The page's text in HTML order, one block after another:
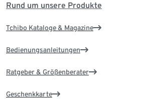
Rund um unsere Produkte
Tchibo Kataloge & Magazine
Bedienungsanleitungen
Ratgeber & Größenberater
Geschenkkarte